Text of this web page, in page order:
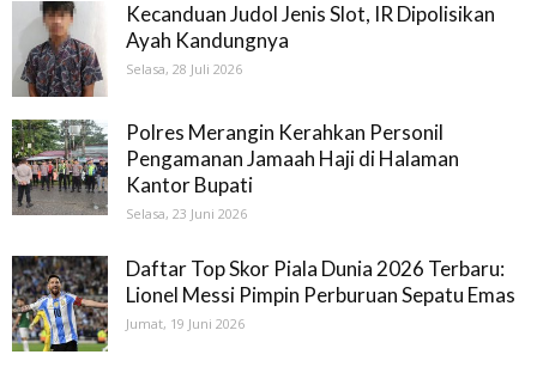
Kecanduan Judol Jenis Slot, IR Dipolisikan
Ayah Kandungnya
Selasa, 28 Juli 2026
Polres Merangin Kerahkan Personil
Pengamanan Jamaah Haji di Halaman
Kantor Bupati
Selasa, 23 Juni 2026
Daftar Top Skor Piala Dunia 2026 Terbaru:
Lionel Messi Pimpin Perburuan Sepatu Emas
Jumat, 19 Juni 2026